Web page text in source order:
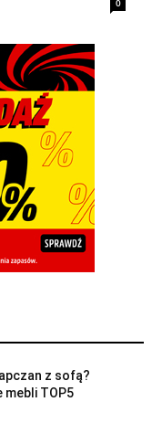
0
z sofą?
mebli TOP5